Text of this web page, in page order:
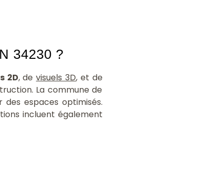
34230 ?
2D, devisuels 3D, et de
La commune de
espaces optimisés.
incluent également